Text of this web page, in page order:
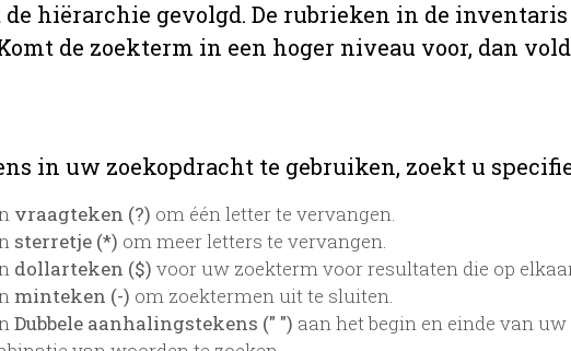
hiërarchie gevolgd. De rubrieken in de
de zoekterm in een hoger niveau voor, dan
in uw zoekopdracht te gebruiken, zoekt u
vraagteken (?) om één letter te vervangen.
sterretje (*) om meer letters te vervangen.
dollarteken ($) voor uw zoekterm voor resultaten die op
minteken (-) om zoektermen uit te sluiten.
Dubbele aanhalingstekens (" ") aan het begin en einde van